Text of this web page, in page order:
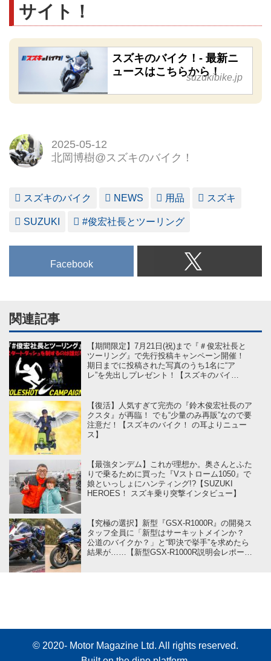
サイト！
スズキのバイク！- 最新ニ
ュースはこちらから！
suzukibike.jp
2025-05-12
北岡博樹@スズキのバイク！
スズキのバイク NEWS 用品 スズキ
SUZUKI #俊宏社長とツーリング
Facebook
関連記事
【期間限定】7月21日(祝)まで『＃俊宏社長と
ツーリング』で先行投稿キャンペーン開催！
期日までに投稿された写真のうち1名に“ア
レ”を先出しプレゼント！【スズキのバイ
【復活】人気すぎて完売の『鈴木俊宏社長のア
クスタ』が再臨！ でも“少量のみ再販”なので要
注意だ！【スズキのバイク！ の耳よりニュー
ス】
【最強タンデム】これが理想か。奥さんとふた
りで乗るために買った『Vストローム1050』で
娘といっしょにハンティング!?【SUZUKI
HEROES！ スズキ乗り突撃インタビュー】
【究極の選択】新型『GSX-R1000R』の開発ス
タッフ全員に「新型はサーキットメインか？
公道のバイクか？」と“即決で挙手”を求めたら
結果が……【新型GSX-R1000R説明会レポート
© 2020- Motor Magazine Ltd. All rights reserved.